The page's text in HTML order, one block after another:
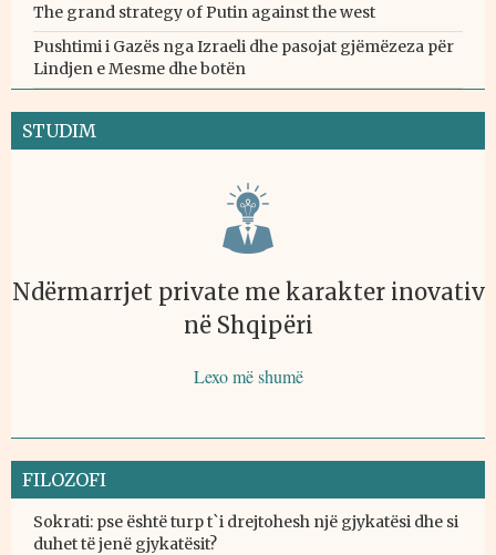
The grand strategy of Putin against the west
Pushtimi i Gazës nga Izraeli dhe pasojat gjëmëzeza për
Lindjen e Mesme dhe botën
STUDIM
Ndërmarrjet private me karakter inovativ
në Shqipëri
Lexo më shumë
FILOZOFI
Sokrati: pse është turp t`i drejtohesh një gjykatësi dhe si
duhet të jenë gjykatësit?